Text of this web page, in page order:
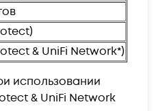
& UniFi Network*)
использовании
& UniFi Network